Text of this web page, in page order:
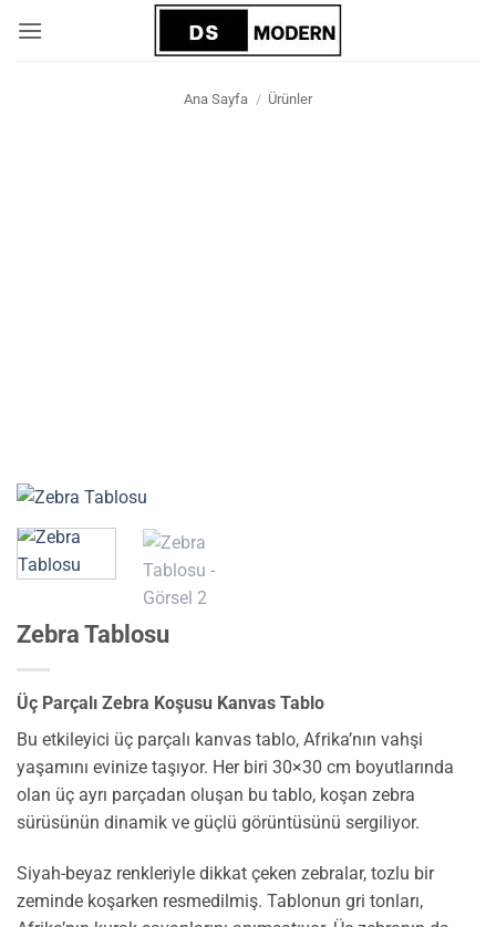
atla
Ana Sayfa / Ürünler
Zebra Tablosu
Üç Parçalı Zebra Koşusu Kanvas Tablo
Bu etkileyici üç parçalı kanvas tablo, Afrika’nın vahşi
yaşamını evinize taşıyor. Her biri 30×30 cm boyutlarında
olan üç ayrı parçadan oluşan bu tablo, koşan zebra
sürüsünün dinamik ve güçlü görüntüsünü sergiliyor.
Siyah-beyaz renkleriyle dikkat çeken zebralar, tozlu bir
zeminde koşarken resmedilmiş. Tablonun gri tonları,